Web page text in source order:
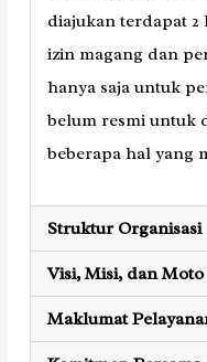
diajukan terdapat
izin magang dan
hanya saja untuk
belum resmi untuk
beberapa hal yang
Struktur Organisasi
Visi, Misi, dan Moto
Maklumat